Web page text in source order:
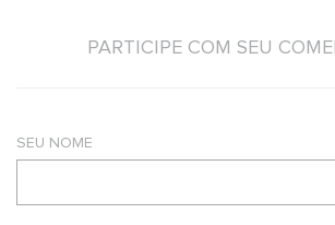
PARTICIPE COM SEU
SEU NOME